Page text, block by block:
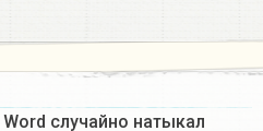
случайно натыкал